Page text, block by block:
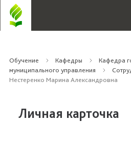
Обучение Кафедры
Кафедра
муниципального управления
Нестеренко Марина Александровна
Личная карточка